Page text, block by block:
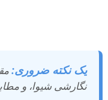
یک نکته ضروری:
نگارشی شیوا، و